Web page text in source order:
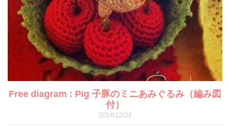
Free diagram : Pig 子豚のミニあみぐるみ（編み図
付）
2014/12/23